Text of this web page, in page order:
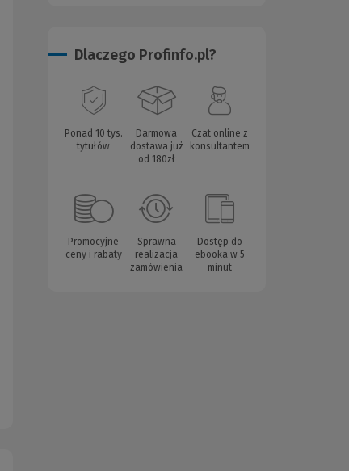
Dlaczego Profinfo.pl?
Ponad 10 tys.
tytułów
Darmowa
dostawa już
od 180zł
Czat online z
konsultantem
Promocyjne
ceny i rabaty
Sprawna
realizacja
zamówienia
Dostęp do
ebooka w 5
minut